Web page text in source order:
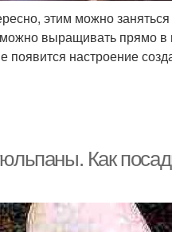
этим можно
выращивать прямо
настроение
Как